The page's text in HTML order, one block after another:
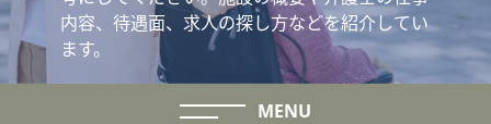
内容、待遇面、求人の探し方などを紹介してい
ます。
MENU